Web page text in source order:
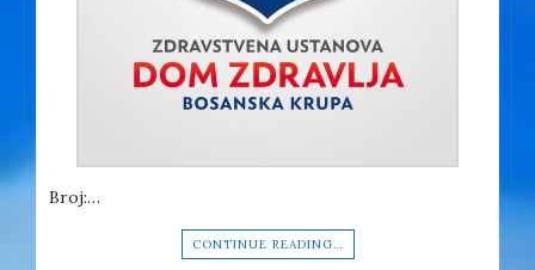
Broj:…
CONTINUE READING…